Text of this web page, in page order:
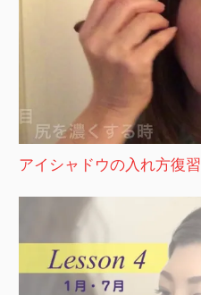
アイシャドウの入れ方復習